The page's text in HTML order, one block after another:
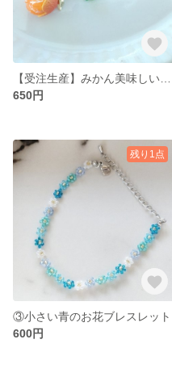
650円
残り1点
③小さい青のお花ブレスレット
600円